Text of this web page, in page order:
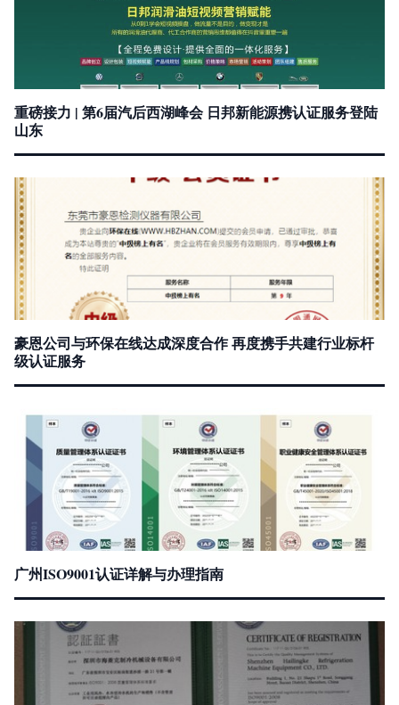
重磅接力 | 第6届汽后西湖峰会 日邦新能源携认证服务登陆
山东
豪恩公司与环保在线达成深度合作 再度携手共建行业标杆
级认证服务
广州ISO9001认证详解与办理指南